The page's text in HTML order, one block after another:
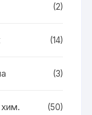
(2)
(14)
(3)
(50)